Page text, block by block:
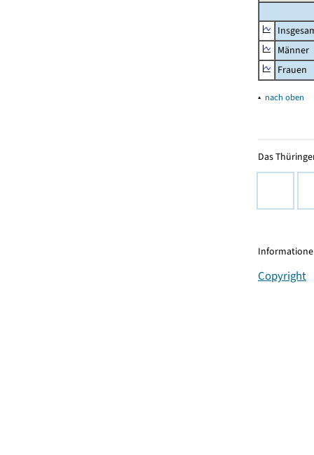
Männer
Frauen
▴ nach oben
Das
Copyright